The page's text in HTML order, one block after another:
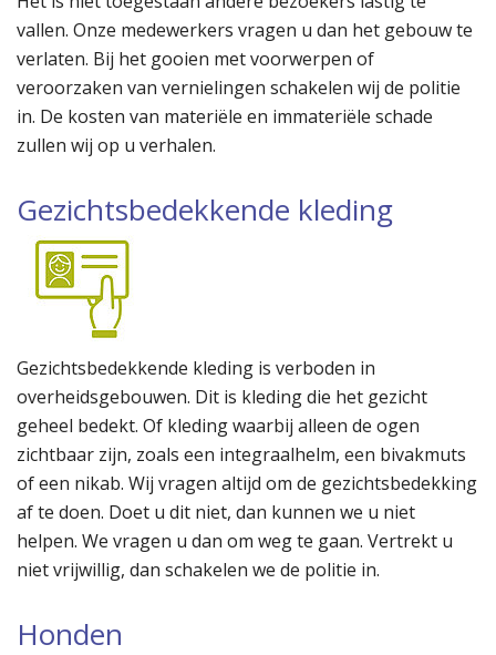
vallen. Onze medewerkers vragen u dan het gebouw te
verlaten. Bij het gooien met voorwerpen of
veroorzaken van vernielingen schakelen wij de politie
in. De kosten van materiële en immateriële schade
zullen wij op u verhalen.
Gezichtsbedekkende kleding
Gezichtsbedekkende kleding is verboden in
overheidsgebouwen. Dit is kleding die het gezicht
geheel bedekt. Of kleding waarbij alleen de ogen
zichtbaar zijn, zoals een integraalhelm, een bivakmuts
of een nikab. Wij vragen altijd om de gezichtsbedekking
af te doen. Doet u dit niet, dan kunnen we u niet
helpen. We vragen u dan om weg te gaan. Vertrekt u
niet vrijwillig, dan schakelen we de politie in.
Honden